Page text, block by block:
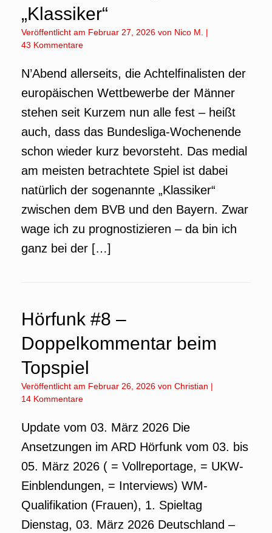
„Klassiker“
Veröffentlicht am Februar 27, 2026 von Nico M.
|
43 Kommentare
N’Abend allerseits, die Achtelfinalisten der
europäischen Wettbewerbe der Männer
stehen seit Kurzem nun alle fest – heißt
auch, dass das Bundesliga-Wochenende
schon wieder kurz bevorsteht. Das medial
am meisten betrachtete Spiel ist dabei
natürlich der sogenannte „Klassiker“
zwischen dem BVB und den Bayern. Zwar
wage ich zu prognostizieren – da bin ich
ganz bei der […]
Hörfunk #8 –
Doppelkommentar beim
Topspiel
Veröffentlicht am Februar 26, 2026 von Christian |
14 Kommentare
Update vom 03. März 2026 Die
Ansetzungen im ARD Hörfunk vom 03. bis
05. März 2026 ( = Vollreportage, = UKW-
Einblendungen, = Interviews) WM-
Qualifikation (Frauen), 1. Spieltag
Dienstag, 03. März 2026 Deutschland –